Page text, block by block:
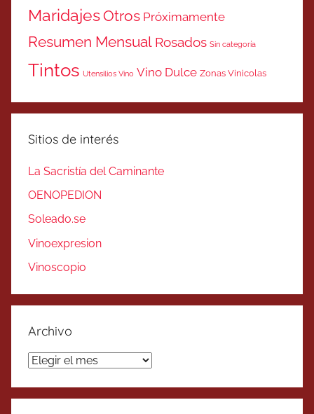
MaridajesOtros Próximamente
Resumen Mensual Rosados Sin categoría
Tintos Utensilios Vino Vino Dulce Zonas Vinicolas
Sitios de interés
La Sacristía del Caminante
OENOPEDION
Soleado.se
Vinoexpresion
Vinoscopio
Archivo
Archivo